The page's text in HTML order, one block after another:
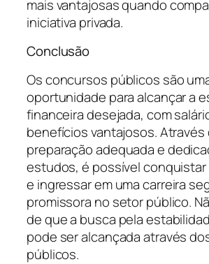
mais vantajosas quando
iniciativa privada.
Conclusão
Os concursos públicos são
oportunidade para alcançar a
financeira desejada, com
benefícios vantajosos. Através
preparação adequada e
estudos, é possível conquistar
e ingressar em uma carreira
promissora no setor público.
de que a busca pela
pode ser alcançada através
públicos.